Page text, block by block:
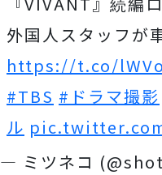
外国人スタッフが
https://t.co/
#TBS #ドラマ撮影
ル
— ミツネコ